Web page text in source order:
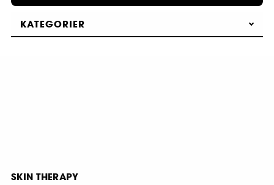
KATEGORIER
SKIN THERAPY